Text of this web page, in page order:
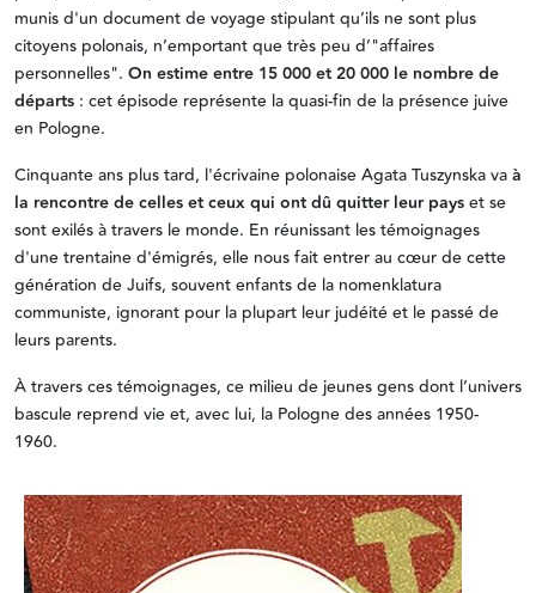
munis d'un document de voyage stipulant qu’ils ne sont plus
citoyens polonais, n’emportant que très peu d’"affaires
personnelles". On estime entre 15 000 et 20 000 le nombre de
départs : cet épisode représente la quasi-fin de la présence juive
en Pologne.
Cinquante ans plus tard, l'écrivaine polonaise Agata Tuszynska vaà
la rencontre de celles et ceux qui ont dû quitter leur payset se
sont exilés à travers le monde. En réunissant les témoignages
d'une trentaine d'émigrés, elle nous fait entrer au cœur de cette
génération de Juifs, souvent enfants de la nomenklatura
communiste, ignorant pour la plupart leur judéité et le passé de
leurs parents.
À travers ces témoignages, ce milieu de jeunes gens dont l’univers
bascule reprend vie et, avec lui, la Pologne des années 1950-
1960.